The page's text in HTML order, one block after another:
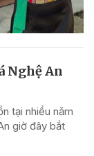
Nghệ An
tại nhiều năm
giờ đây bắt